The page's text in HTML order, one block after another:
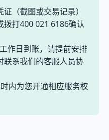
（截图或交易记录）
拨打400 021 6186确认
作日到账，请提前安排
联系我们的客服人员协
内为您开通相应服务权